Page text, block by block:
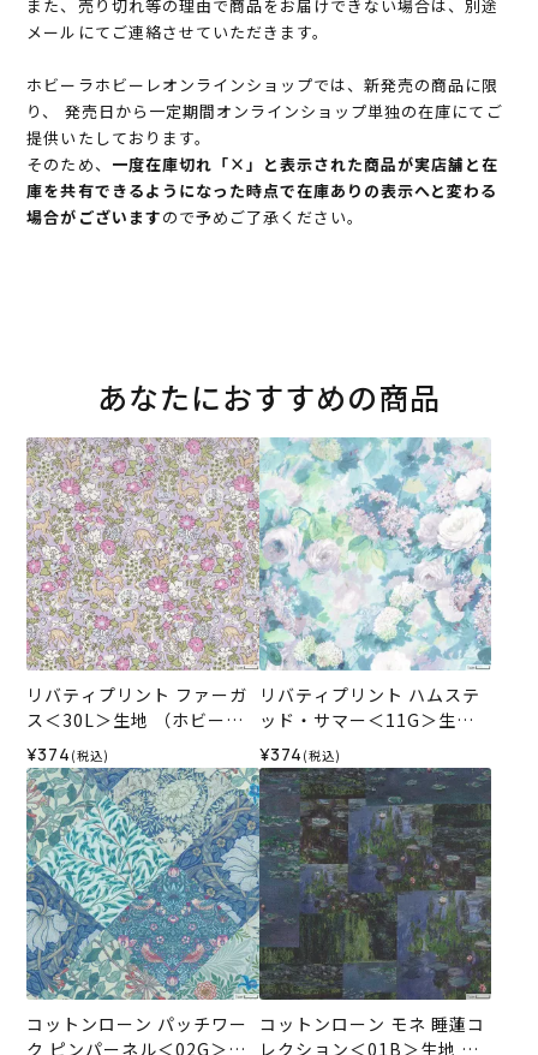
また、売り切れ等の理由で商品をお届けできない場合は、別途
メールにてご連絡させていただきます。
ホビーラホビーレオンラインショップでは、新発売の商品に限
り、 発売日から一定期間オンラインショップ単独の在庫にてご
提供いたしております。
そのため、 一度在庫切れ「×」と表示された商品が実店舗と在
庫を共有できるようになった時点で在庫ありの表示へと変わる
場合がございますので予めご了承ください。
あなたにおすすめの商品
リバティプリント ファーガ
ス＜30L＞生地 （ホビーラ
ホビーレオリジナル）2026
SS
¥374 (税込)
リバティプリント ハムステ
ッド・サマー＜11G＞生地
（ホビーラホビーレオリジ
ナル）2026SS
¥374 (税込)
コットンローン パッチワー
ク ピンパーネル＜02G＞生
コットンローン モネ 睡蓮コ
レクション＜01B＞生地 ホ